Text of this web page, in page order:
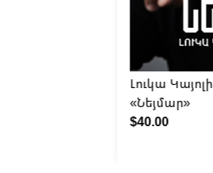
Լուկա Կայոլի
«Նեյմար»
$40.00